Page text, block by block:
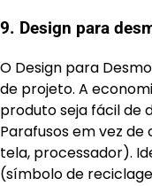
9. Design para
O Design para
de projeto. A
produto seja fácil de
Parafusos em vez
tela, processador).
(símbolo de